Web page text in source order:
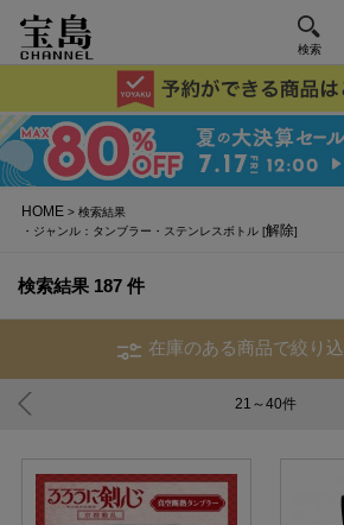
検索
HOME > 検索結果
・ジャンル：タンブラー・ステンレスボトル [解除]
検索結果 187 件
在庫のある商品で絞り込
21～40件